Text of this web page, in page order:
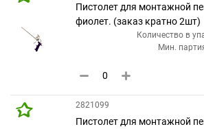
Пистолет для монтажной
фиолет. (заказ кратно 2шт)
Количество в
Мин.
2821099
Пистолет для монтажной